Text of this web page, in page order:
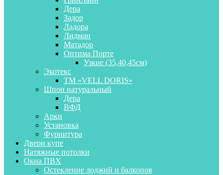
Дера
Задор
Ладора
Лидман
Матадор
Оптима Порте
Узкие (35,40,45см)
Экотекс
ТМ «VELL DORIS»
Шпон натуральный
Дера
ВФД
Арки
Установка
Фурнитура
Двери купе
Натяжные потолки
Окна ПВХ
Остекление лоджий и балконов